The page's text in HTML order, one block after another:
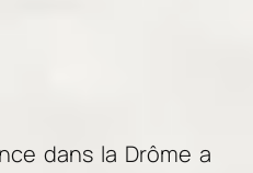
dans la Drôme a